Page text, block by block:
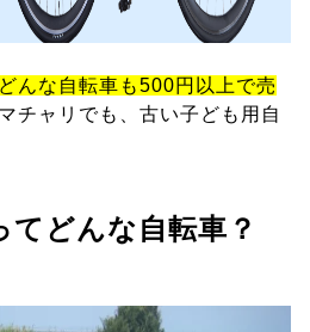
んな自転車も500円以上で売
チャリでも、古い子ども用自
てどんな自転車？